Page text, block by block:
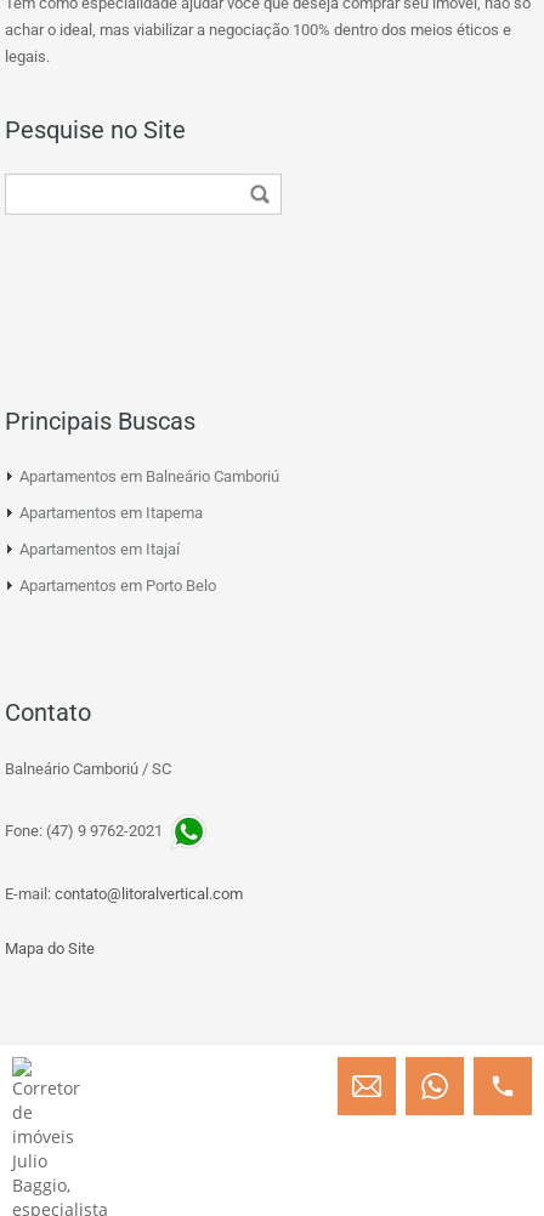
achar o ideal, mas viabilizar a negociação 100% dentro dos meios éticos e
legais.
Pesquise no Site
Principais Buscas
Apartamentos em Balneário Camboriú
Apartamentos em Itapema
Apartamentos em Itajaí
Apartamentos em Porto Belo
Contato
Balneário Camboriú / SC
Fone: (47) 9 9762-2021
E-mail: contato@litoralvertical.com
Mapa do Site
© Copyright 2013 » 2026 Engenheiro Julio C. Baggio - Corretor de Imóveis